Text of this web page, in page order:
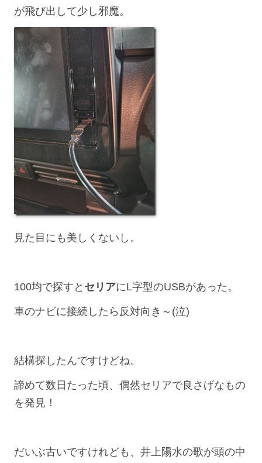
が飛び出して少し邪魔。
見た目にも美しくないし。
100均で探すと セリアにL字型のUSBがあった。
車のナビに接続したら反対向き～(泣)
結構探したんですけどね。
諦めて数日たった頃、偶然セリアで良さげなもの
を発見！
だいぶ古いですけれども、井上陽水の歌が頭の中